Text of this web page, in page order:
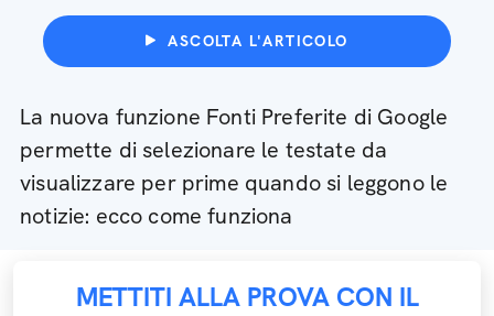
ASCOLTA L'ARTICOLO
La nuova funzione Fonti Preferite di Google
permette di selezionare le testate da
visualizzare per prime quando si leggono le
notizie: ecco come funziona
METTITI ALLA PROVA CON IL